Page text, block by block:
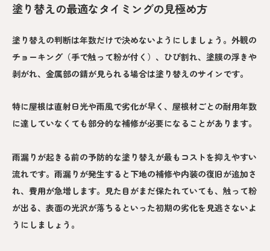
塗り替えの最適なタイミングの見極め方
塗り替えの判断は年数だけで決めないようにしましょう。外観の
チョーキング（手で触って粉が付く）、ひび割れ、塗膜の浮きや
剥がれ、金属部の錆が見られる場合は塗り替えのサインです。
特に屋根は直射日光や雨風で劣化が早く、屋根材ごとの耐用年数
に達していなくても部分的な補修が必要になることがあります。
雨漏りが起きる前の予防的な塗り替えが最もコストを抑えやすい
流れです。雨漏りが発生すると下地の補修や内装の復旧が追加さ
れ、費用が急増します。見た目がまだ保たれていても、触って粉
が出る、表面の光沢が落ちるといった初期の劣化を見逃さないよ
うにしましょう。